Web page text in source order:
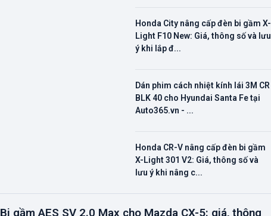
Honda City nâng cấp đèn bi gầm X-
Light F10 New: Giá, thông số và lưu
ý khi lắp đ...
Dán phim cách nhiệt kính lái 3M CR
BLK 40 cho Hyundai Santa Fe tại
Auto365.vn - ...
Honda CR-V nâng cấp đèn bi gầm
X-Light 301 V2: Giá, thông số và
lưu ý khi nâng c...
Bi gầm AES SV 2.0 Max cho Mazda CX-5: giá, thông